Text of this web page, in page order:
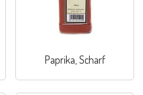
Paprika, Scharf